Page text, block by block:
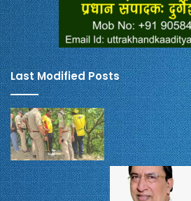
Last Modified Posts